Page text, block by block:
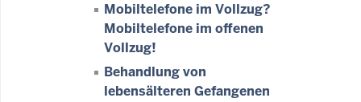
Mobiltelefone im Vollzug?
Mobiltelefone im offenen
Vollzug!
Behandlung von
lebensälteren Gefangenen